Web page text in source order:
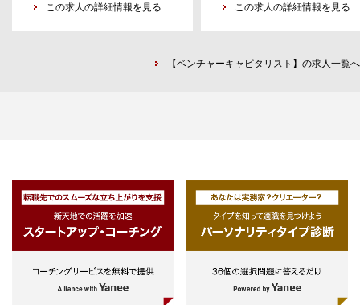
・ベンチャー企業等での経営企画・
この求人の詳細情報を見る
ーズあるもの、あるいは自社グル
ていく方針
外市場での事業拡大を通じ、企業
値の増大が見込まれる投資先事業
等である中小企業等の新事業展開
に対してハンズオン支援して投下
本を回収することを目的とする、
ジアゲートウェイ2号ファンドを
用（投資期限は過ぎ、現在はモニ
尚可
する方歓迎
この求人の詳細情報を見る
【ベンチャーキャピタリスト】の求人一覧へ